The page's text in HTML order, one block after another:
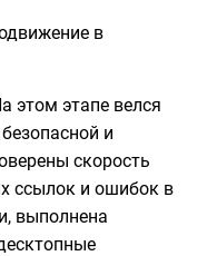
в
этом этапе велся
и
скорость
ссылок и ошибок в
выполнена